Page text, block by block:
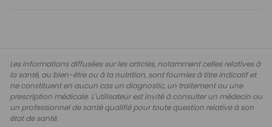
Les informations diffusées sur les articles, notamment celles relatives à
la santé, au bien-être ou à la nutrition, sont fournies à titre indicatif et
ne constituent en aucun cas un diagnostic, un traitement ou une
prescription médicale. L'utilisateur est invité à consulter un médecin ou
un professionnel de santé qualifié pour toute question relative à son
état de santé.